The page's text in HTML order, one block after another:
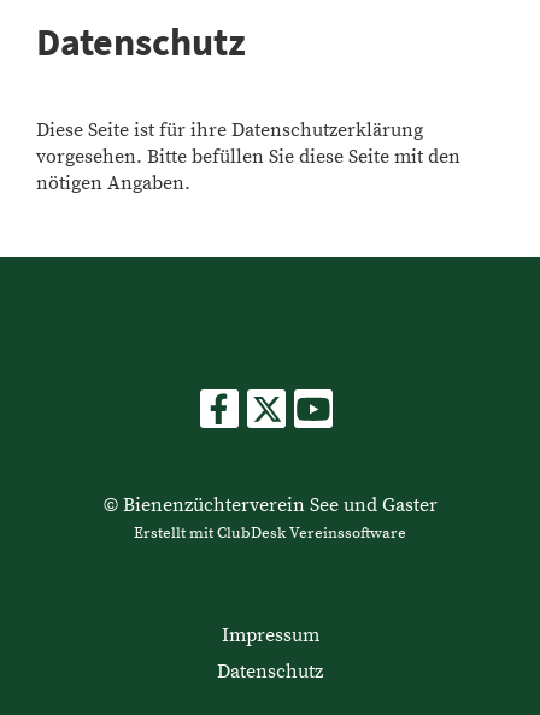
Datenschutz
Diese Seite ist für ihre Datenschutzerklärung
vorgesehen. Bitte befüllen Sie diese Seite mit den
nötigen Angaben.
© Bienenzüchterverein See und Gaster
Erstellt mit ClubDesk Vereinssoftware
Impressum
Datenschutz